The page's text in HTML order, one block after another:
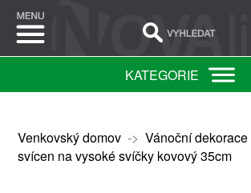
KATEGORIE
Venkovský domov-> Vánoční dekorace
svícen na vysoké svíčky kovový 35cm